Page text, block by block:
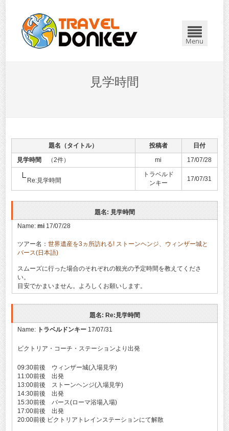
Menu
見学時間
題名（タイトル） 投稿者
日付
見学時間 （2件） mi 17/07/28
Re:見学時間
トラベルド
ンキー
17/07/31
題名: 見学時間
Name: mi17/07/28
ツアー名： 世界遺産を3ヵ所訪れる! ストーンヘンジ、ウィンザー城と
バース(日本語)
スムーズに行った場合のそれぞれの観光の予定時間を教えてくださ
い。
目安でかまいません。よろしくお願いします。
題名: Re:見学時間
Name:
トラベルドンキー17/07/31
ビクトリア・コーチ・ステーションより出発
09:30前後 ウィンザー城(入場見学)
11:00前後 出発
13:00前後 ストーンヘンジ(入場見学)
14:30前後 出発
15:30前後 バース(ローマ浴場入場)
17:00前後 出発
20:00前後 ビクトリアトレインステーションにて解散